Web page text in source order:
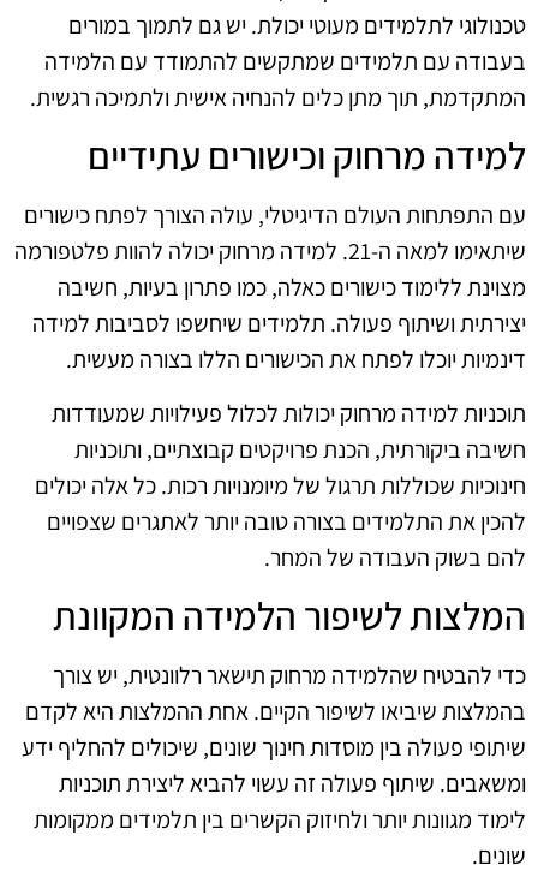
טכנולוגי לתלמידים מעוטי יכולת. יש גם לתמוך במורים
בעבודה עם תלמידים שמתקשים להתמודד עם הלמידה
המתקדמת, תוך מתן כלים להנחיה אישית ולתמיכה רגשית.
למידה מרחוק וכישורים עתידיים
עם התפתחות העולם הדיגיטלי, עולה הצורך לפתח כישורים
שיתאימו למאה ה-21. למידה מרחוק יכולה להוות פלטפורמה
מצוינת ללימוד כישורים כאלה, כמו פתרון בעיות, חשיבה
יצירתית ושיתוף פעולה. תלמידים שיחשפו לסביבות למידה
דינמיות יוכלו לפתח את הכישורים הללו בצורה מעשית.
תוכניות למידה מרחוק יכולות לכלול פעילויות שמעודדות
חשיבה ביקורתית, הכנת פרויקטים קבוצתיים, ותוכניות
חינוכיות שכוללות תרגול של מיומנויות רכות. כל אלה יכולים
להכין את התלמידים בצורה טובה יותר לאתגרים שצפויים
להם בשוק העבודה של המחר.
המלצות לשיפור הלמידה המקוונת
כדי להבטיח שהלמידה מרחוק תישאר רלוונטית, יש צורך
בהמלצות שיביאו לשיפור הקיים. אחת ההמלצות היא לקדם
שיתופי פעולה בין מוסדות חינוך שונים, שיכולים להחליף ידע
ומשאבים. שיתוף פעולה זה עשוי להביא ליצירת תוכניות
לימוד מגוונות יותר ולחיזוק הקשרים בין תלמידים ממקומות
שונים.